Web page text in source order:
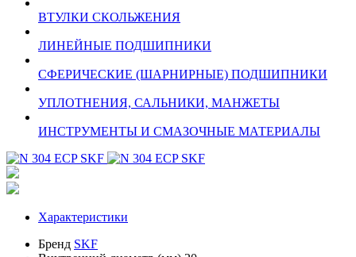
ВТУЛКИ СКОЛЬЖЕНИЯ
ЛИНЕЙНЫЕ ПОДШИПНИКИ
СФЕРИЧЕСКИЕ (ШАРНИРНЫЕ) ПОДШИПНИКИ
УПЛОТНЕНИЯ, САЛЬНИКИ, МАНЖЕТЫ
ИНСТРУМЕНТЫ И СМАЗОЧНЫЕ МАТЕРИАЛЫ
Характеристики
Бренд SKF